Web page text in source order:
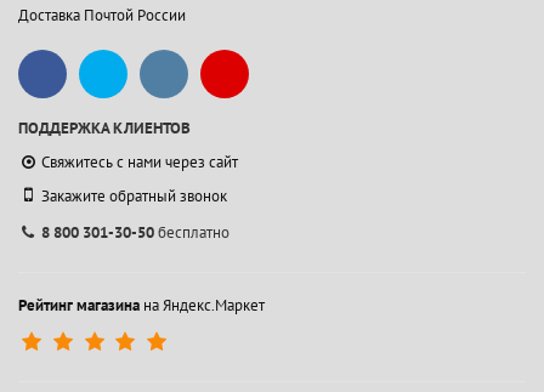
Доставка Почтой России
ПОДДЕРЖКА КЛИЕНТОВ
Свяжитесь с нами через сайт
Закажите обратный звонок
8 800 301-30-50бесплатно
Рейтинг магазина на Яндекс.Маркет